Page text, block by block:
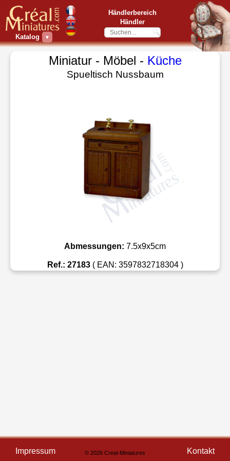
Katalog ▼
Händlerbereich
Händler
Miniatur - Möbel - Küche
Spueltisch Nussbaum
Abmessungen: 7.5x9x5cm
Ref.: 27183( EAN: 3597832718304 )
Impressum © 2026 Creal-Miniatures Kontakt